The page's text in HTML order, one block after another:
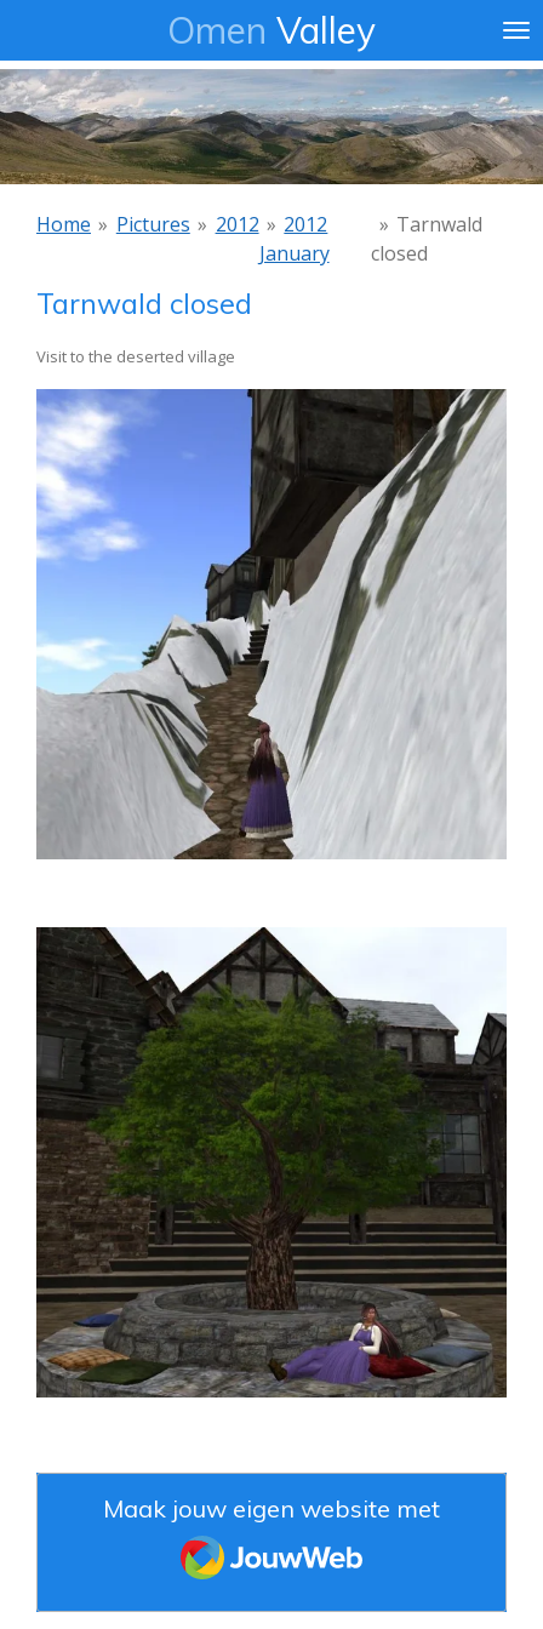
naar
de
hoofdinhoud
Omen Valley
Home » Pictures » 2012 » 2012
January
» Tarnwald
closed
Tarnwald closed
Visit to the deserted village
Maak jouw eigen website met
JouwWeb